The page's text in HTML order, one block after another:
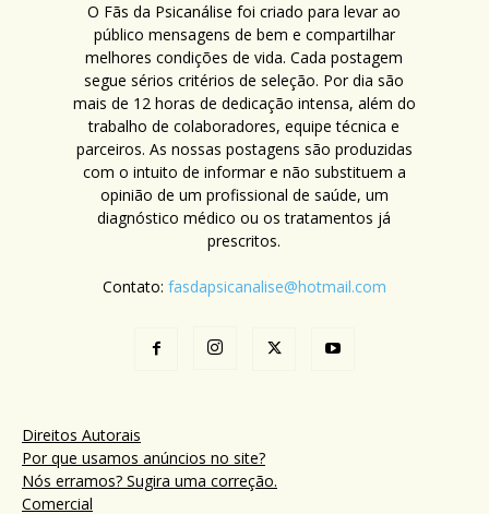
O Fãs da Psicanálise foi criado para levar ao
público mensagens de bem e compartilhar
melhores condições de vida. Cada postagem
segue sérios critérios de seleção. Por dia são
mais de 12 horas de dedicação intensa, além do
trabalho de colaboradores, equipe técnica e
parceiros. As nossas postagens são produzidas
com o intuito de informar e não substituem a
opinião de um profissional de saúde, um
diagnóstico médico ou os tratamentos já
prescritos.
Contato: fasdapsicanalise@hotmail.com
Direitos Autorais
Por que usamos anúncios no site?
Nós erramos? Sugira uma correção.
Comercial